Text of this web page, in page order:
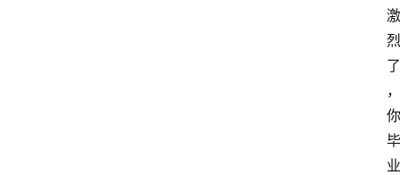
激
烈
了
，
你
毕
业